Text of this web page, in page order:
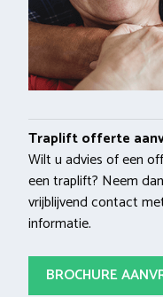
Traplift offerte
Wilt u advies of een
een traplift? Neem
vrijblijvend contact
informatie.
BROCHURE